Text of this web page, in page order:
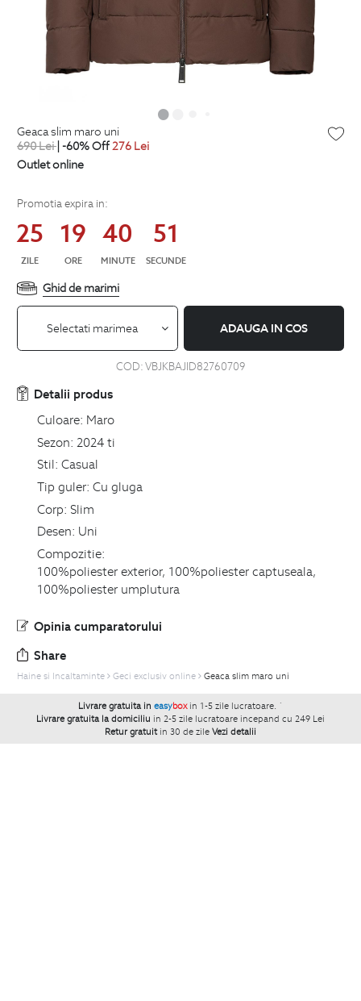
geaca slim maro uni
690Lei| -60% Off276 Lei
Outlet online
Promotia expira in:
25
ZILE
19
ORE
40
MINUTE
50
SECUNDE
Ghid de marimi
Selectati marimea ADAUGA IN COS
COD:VBJKBAJID82760709
Detalii produs
Culoare: Maro
Sezon: 2024 ti
Stil: Casual
Tip guler: Cu gluga
Corp: Slim
Desen: Uni
Compozitie:
100%poliester exterior, 100%poliester captuseala,
100%poliester umplutura
Opinia cumparatorului
Share
Haine si Incaltaminte Geci exclusiv online Geaca slim maro uni
Livrare gratuita in easybox in 1-5 zile lucratoare. `
Livrare gratuita la domiciliu in 2-5 zile lucratoare incepand cu 249 Lei
Retur gratuit in 30 de zile Vezi detalii